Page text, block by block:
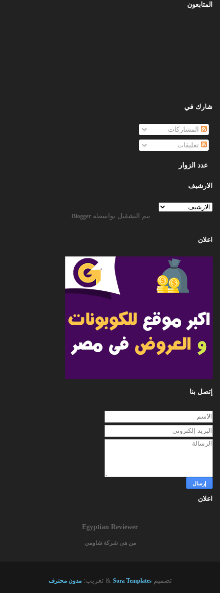
المتابعون
شارك في
المشاركات
تعليقات
عدد الزوار
الارشيف
يتم التشغيل بواسطة Blogger
اعلان
إتصل بنا
اعلان
Egyptian Reviewer
من هى شركة شاومي
تصميمSora Templates & تعريب:مدون محترف